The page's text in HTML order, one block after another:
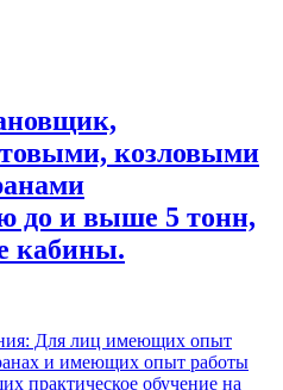
козловыми
до и выше 5 тонн,
кабины.
Для лиц имеющих опыт
и имеющих опыт работы
практическое обучение на